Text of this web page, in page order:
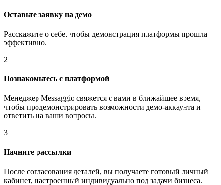
Оставьте заявку на демо
Расскажите о себе, чтобы демонстрация платформы прошла
эффективно.
2
Познакомьтесь с платформой
Менеджер Messaggio свяжется с вами в ближайшее время,
чтобы продемонстрировать возможности демо-аккаунта и
ответить на ваши вопросы.
3
Начните рассылки
После согласования деталей, вы получаете готовый личный
кабинет, настроенный индивидуально под задачи бизнеса.